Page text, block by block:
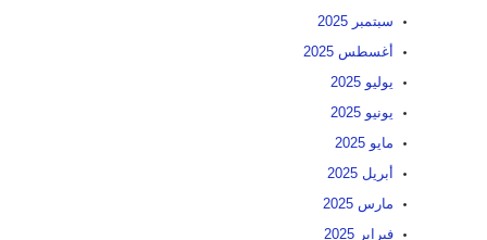
سبتمبر 2025
أغسطس 2025
يوليو 2025
يونيو 2025
مايو 2025
أبريل 2025
مارس 2025
فبراير 2025